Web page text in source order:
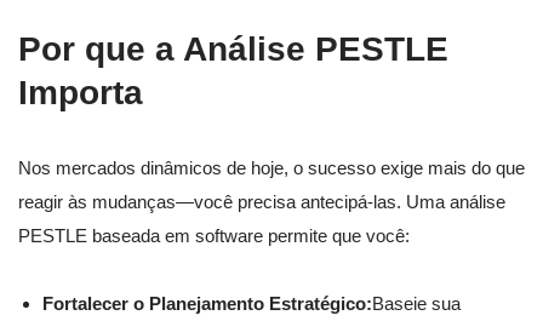
Por que a Análise PESTLE
Importa
Nos mercados dinâmicos de hoje, o sucesso exige mais do que
reagir às mudanças—você precisa antecipá-las. Uma análise
PESTLE baseada em software permite que você:
Fortalecer o Planejamento Estratégico:Baseie sua